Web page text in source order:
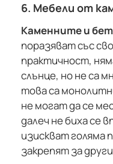
6. Мебели от
Каменните и
поразяват със
практичност,
слънце, но не са
това са
не могат да се
далеч не биха се
изискват голяма
закрепят за